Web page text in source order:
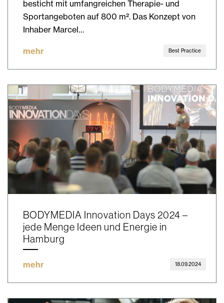
besticht mit umfangreichen Therapie- und
Sportangeboten auf 800 m². Das Konzept von
Inhaber Marcel…
mehr Best Practice
BODYMEDIA Innovation Days 2024 –
jede Menge Ideen und Energie in
Hamburg
mehr 18.09.2024